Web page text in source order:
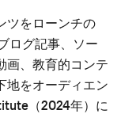
ツをローンチの
ログ記事、ソー
画、教育的コンテ
地をオーディエン
（2024年）に